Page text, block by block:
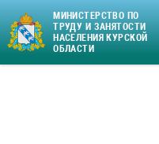
МИНИСТЕРСТВО ПО
ТРУДУ И ЗАНЯТОСТИ
НАСЕЛЕНИЯ КУРСКОЙ
ОБЛАСТИ